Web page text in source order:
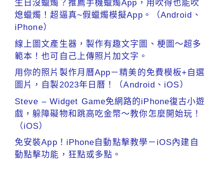
生日沒蠟燭？推薦手機蠟燭App，用吹得也能吹
熄蠟燭！超逼真~假蠟燭模擬App。（Android、
iPhone）
線上圖文產生器，製作有趣文字圖、梗圖～超多
範本！也可自己上傳照片加文字。
用你的照片製作月曆App－精美的免費模板+自選
圖片，自製2023年日曆！（Android、iOS）
Steve – Widget Game免網路的iPhone復古小遊
戲，躲障礙物和跳高吃金幣～教你怎麼開始玩！
（iOS）
免安裝App！iPhone自動點擊教學－iOS內建自
動點擊功能，狂點或多點。